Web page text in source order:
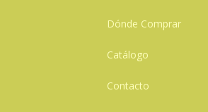
Dónde Comprar
Catálogo
Contacto